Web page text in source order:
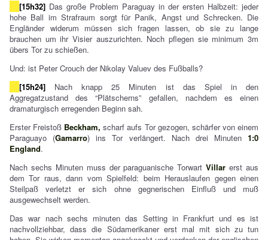
[15h32] Das große Problem Paraguay in der ersten Halbzeit: jeder
hohe Ball im Strafraum sorgt für Panik, Angst und Schrecken. Die
Engländer widerum müssen sich fragen lassen, ob sie zu lange
brauchen um ihr Visier auszurichten. Noch pflegen sie minimum 3m
übers Tor zu schießen.
Und: ist Peter Crouch der Nikolay Valuev des Fußballs?
[15h24] Nach knapp 25 Minuten ist das Spiel in den
Aggregatzustand des “Plätscherns” gefallen, nachdem es einen
dramaturgisch erregenden Beginn sah.
Erster Freistoß Beckham, scharf aufs Tor gezogen, schärfer von einem
Paraguayo (Gamarro) ins Tor verlängert. Nach drei Minuten 1:0
England.
Nach sechs Minuten muss der paraguanische TorwartVillar erst aus
dem Tor raus, dann vom Spielfeld: beim Herauslaufen gegen einen
Steilpaß verletzt er sich ohne gegnerischen Einfluß und muß
ausgewechselt werden.
Das war nach sechs minuten das Setting in Frankfurt und es ist
nachvollziehbar, dass die Südamerikaner erst mal mit sich zu tun